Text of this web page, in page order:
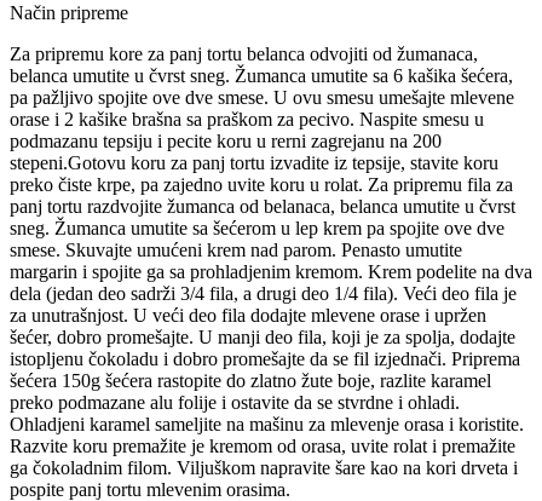
Način pripreme
Za pripremu kore za panj tortu belanca odvojiti od žumanaca,
belanca umutite u čvrst sneg. Žumanca umutite sa 6 kašika šećera,
pa pažljivo spojite ove dve smese. U ovu smesu umešajte mlevene
orase i 2 kašike brašna sa praškom za pecivo. Naspite smesu u
podmazanu tepsiju i pecite koru u rerni zagrejanu na 200
stepeni.Gotovu koru za panj tortu izvadite iz tepsije, stavite koru
preko čiste krpe, pa zajedno uvite koru u rolat. Za pripremu fila za
panj tortu razdvojite žumanca od belanaca, belanca umutite u čvrst
sneg. Žumanca umutite sa šećerom u lep krem pa spojite ove dve
smese. Skuvajte umućeni krem nad parom. Penasto umutite
margarin i spojite ga sa prohladjenim kremom. Krem podelite na dva
dela (jedan deo sadrži 3/4 fila, a drugi deo 1/4 fila). Veći deo fila je
za unutrašnjost. U veći deo fila dodajte mlevene orase i upržen
šećer, dobro promešajte. U manji deo fila, koji je za spolja, dodajte
istopljenu čokoladu i dobro promešajte da se fil izjednači. Priprema
šećera 150g šećera rastopite do zlatno žute boje, razlite karamel
preko podmazane alu folije i ostavite da se stvrdne i ohladi.
Ohladjeni karamel sameljite na mašinu za mlevenje orasa i koristite.
Razvite koru premažite je kremom od orasa, uvite rolat i premažite
ga čokoladnim filom. Viljuškom napravite šare kao na kori drveta i
pospite panj tortu mlevenim orasima.